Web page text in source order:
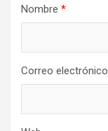
Nombre *
Correo electrónico